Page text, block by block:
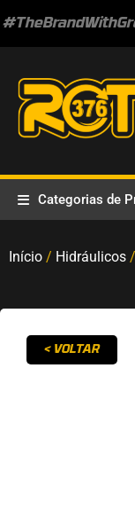
Categorias de
Início / Hidráulicos /
< VOLTAR